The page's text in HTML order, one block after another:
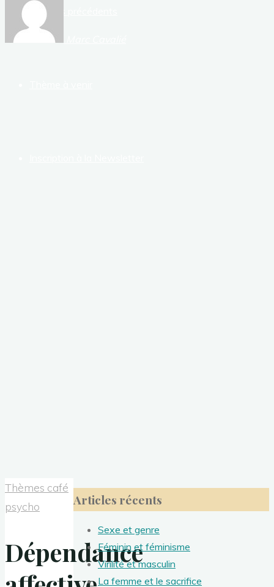
Thèmes précédents
Thèmes café
psycho
Dépendance
Articles récents
Sexe et genre
Féminin et féminisme
Virilité et masculin
La femme et le sacrifice